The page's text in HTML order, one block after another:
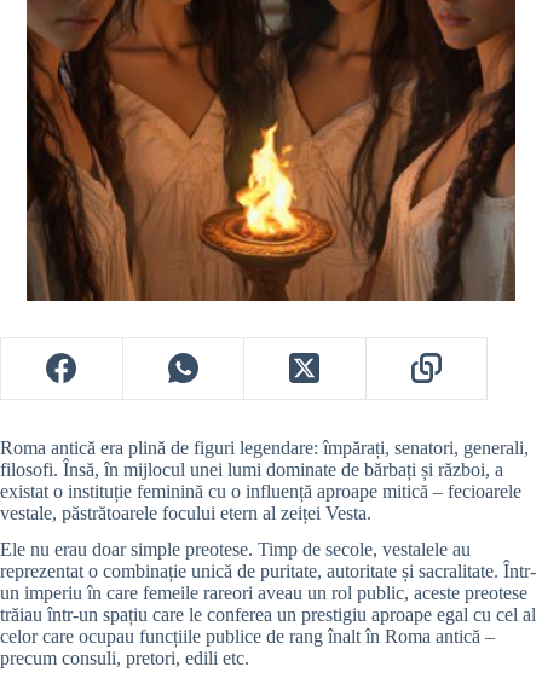
Roma antică era plină de figuri legendare: împărați, senatori, generali,
filosofi. Însă, în mijlocul unei lumi dominate de bărbați și război, a
existat o instituție feminină cu o influență aproape mitică – fecioarele
vestale, păstrătoarele focului etern al zeiței Vesta.
Ele nu erau doar simple preotese. Timp de secole, vestalele au
reprezentat o combinație unică de puritate, autoritate și sacralitate. Într-
un imperiu în care femeile rareori aveau un rol public, aceste preotese
trăiau într-un spațiu care le conferea un prestigiu aproape egal cu cel al
celor care ocupau funcțiile publice de rang înalt în Roma antică –
precum consuli, pretori, edili etc.